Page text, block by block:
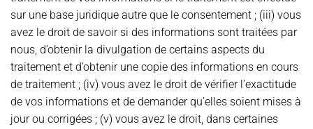
sur une base juridique autre que le consentement ; (iii) vous
avez le droit de savoir si des informations sont traitées par
nous, d’obtenir la divulgation de certains aspects du
traitement et d’obtenir une copie des informations en cours
de traitement ; (iv) vous avez le droit de vérifier l’exactitude
de vos informations et de demander qu’elles soient mises à
jour ou corrigées ; (v) vous avez le droit, dans certaines